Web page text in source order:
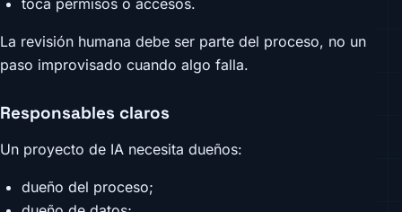
La revisión humana debe ser parte del proceso, no un
paso improvisado cuando algo falla.
Responsables claros
Un proyecto de IA necesita dueños:
dueño del proceso;